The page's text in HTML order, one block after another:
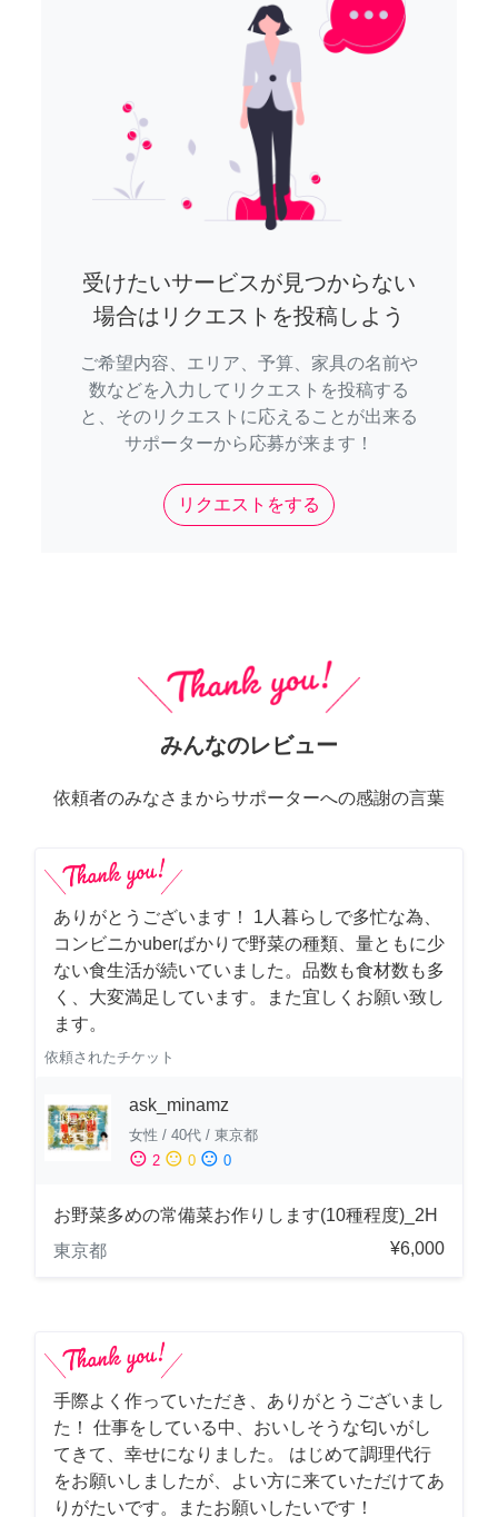
受けたいサービスが見つからない
場合はリクエストを投稿しよう
ご希望内容、エリア、予算、家具の名前や
数などを入力してリクエストを投稿する
と、そのリクエストに応えることが出来る
サポーターから応募が来ます！
リクエストをする
みんなのレビュー
依頼者のみなさまからサポーターへの感謝の言葉
ありがとうございます！ 1人暮らしで多忙な為、
コンビニかuberばかりで野菜の種類、量ともに少
ない食生活が続いていました。品数も食材数も多
く、大変満足しています。また宜しくお願い致し
ます。
依頼されたチケット
ask_minamz
女性 / 40代 / 東京都
sentiment_satisfied 2 sentiment_neutral 0 sentiment_dissatisfied 0
お野菜多めの常備菜お作りします(10種程度)_2H
東京都
¥6,000
手際よく作っていただき、ありがとうございまし
た！ 仕事をしている中、おいしそうな匂いがし
てきて、幸せになりました。 はじめて調理代行
をお願いしましたが、よい方に来ていただけてあ
りがたいです。またお願いしたいです！